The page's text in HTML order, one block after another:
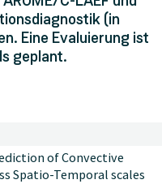
(in
Eine Evaluierung ist
geplant.
of Convective
Spatio-Temporal scales